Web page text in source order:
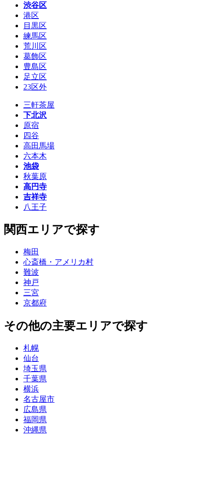
渋谷区
港区
目黒区
練馬区
荒川区
葛飾区
豊島区
足立区
23区外
三軒茶屋
下北沢
原宿
四谷
高田馬場
六本木
池袋
秋葉原
高円寺
吉祥寺
八王子
関西エリアで探す
梅田
心斎橋・アメリカ村
難波
神戸
三宮
京都府
その他の主要エリアで探す
札幌
仙台
埼玉県
千葉県
横浜
名古屋市
広島県
福岡県
沖縄県